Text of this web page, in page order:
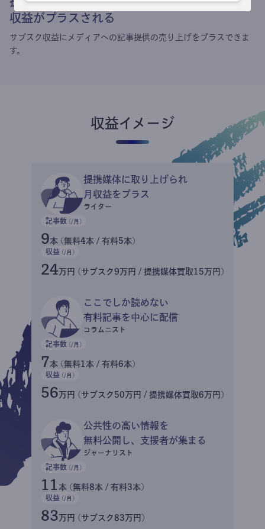
収益がプラスされる
サブスク収益にメディアへの記事提供の売り上げをプラスできま
す。
収益イメージ
提携媒体に取り上げられ
月収益をプラス
ライター
記事数 (/月)
9本 (無料4本 / 有料5本)
収益 (/月)
24万円 (サブスク9万円 / 提携媒体買取15万円)
ここでしか読めない
有料記事を中心に配信
コラムニスト
記事数 (/月)
7本 (無料1本 / 有料6本)
収益 (/月)
56万円 (サブスク50万円 / 提携媒体買取6万円)
公共性の高い情報を
無料公開し、支援者が集まる
ジャーナリスト
記事数 (/月)
11 本 (無料8本 / 有料3本)
収益 (/月)
83万円 (サブスク83万円)